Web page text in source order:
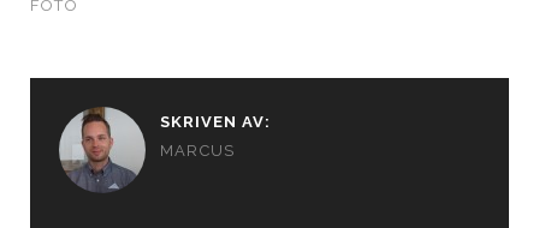
FOTO
SKRIVEN AV:
MARCUS